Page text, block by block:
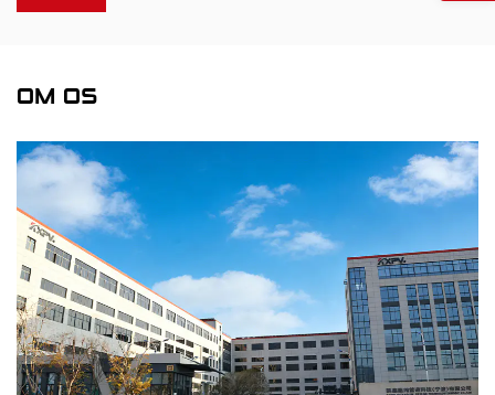
OM OS